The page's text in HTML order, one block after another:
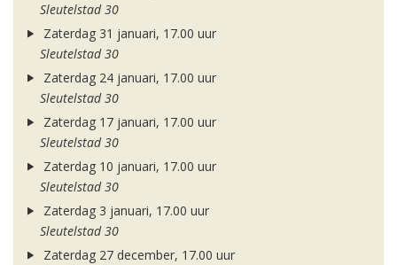
Sleutelstad 30
Zaterdag 31 januari, 17.00 uur
Sleutelstad 30
Zaterdag 24 januari, 17.00 uur
Sleutelstad 30
Zaterdag 17 januari, 17.00 uur
Sleutelstad 30
Zaterdag 10 januari, 17.00 uur
Sleutelstad 30
Zaterdag 3 januari, 17.00 uur
Sleutelstad 30
Zaterdag 27 december, 17.00 uur